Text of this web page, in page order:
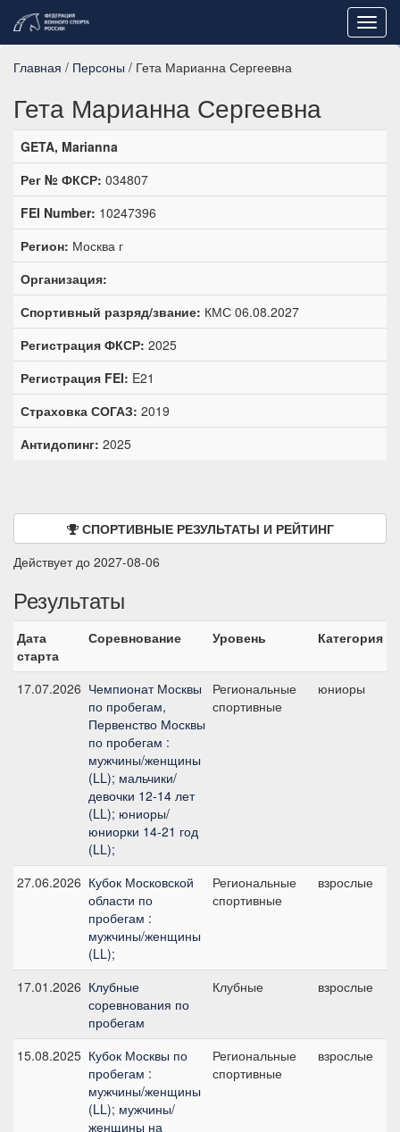
Главная / Персоны / Гета Марианна Сергеевна
Гета Марианна Сергеевна
GETA, Marianna
Рег № ФКСР: 034807
FEI Number: 10247396
Регион: Москва г
Организация:
Спортивный разряд/звание: КМС 06.08.2027
Регистрация ФКСР: 2025
Регистрация FEI: E21
Страховка СОГАЗ: 2019
Антидопинг: 2025
СПОРТИВНЫЕ РЕЗУЛЬТАТЫ И РЕЙТИНГ
Действует до 2027-08-06
Результаты
Дата
старта
Соревнование Уровень Категория
17.07.2026 Чемпионат Москвы
по пробегам,
Первенство Москвы
по пробегам :
мужчины/женщины
(LL); мальчики/
девочки 12-14 лет
(LL); юниоры/
юниорки 14-21 год
(LL);
Региональные
спортивные
юниоры
27.06.2026 Кубок Московской
области по
пробегам :
мужчины/женщины
(LL);
Региональные
спортивные
взрослые
17.01.2026 Клубные
соревнования по
пробегам
Клубные взрослые
15.08.2025 Кубок Москвы по
пробегам :
мужчины/женщины
(LL); мужчины/
женщины на
Региональные
спортивные
взрослые